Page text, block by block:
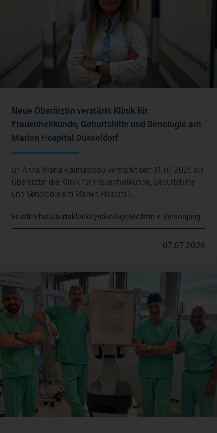
Neue Oberärztin verstärkt Klinik für
Frauenheilkunde, Geburtshilfe und Senologie am
Marien Hospital Düsseldorf
Dr. Anna-Maria Kaimasidou verstärkt seit 01.07.2026 als
Oberärztin die Klinik für Frauenheilkunde, Geburtshilfe
und Senologie am Marien Hospital…
BrustkrebsGeburtsklinikGynäkologieMedizin + Versorgung
07.07.2026